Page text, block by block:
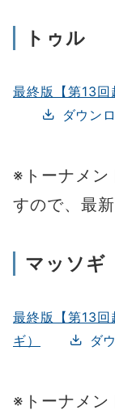
トゥル
最終版【第13回
ダウン
※トーナメン
すので、最
マッソギ
最終版【第13
ギ）
ダ
※トーナメン